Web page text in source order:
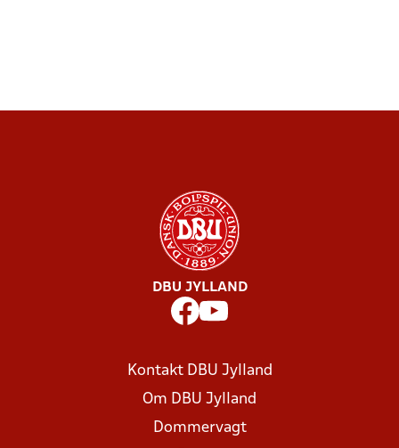
DBU JYLLAND
Kontakt DBU Jylland
Om DBU Jylland
Dommervagt